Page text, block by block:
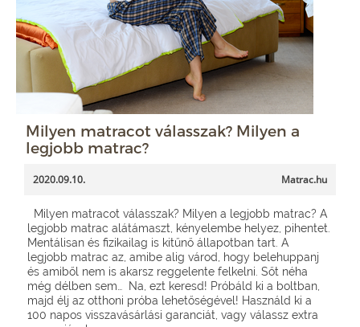
Milyen matracot válasszak? Milyen a
legjobb matrac?
2020.09.10. Matrac.hu
Milyen matracot válasszak? Milyen a legjobb matrac? A
legjobb matrac alátámaszt, kényelembe helyez, pihentet.
Mentálisan és fizikailag is kitűnő állapotban tart. A
legjobb matrac az, amibe alig várod, hogy belehuppanj
és amiből nem is akarsz reggelente felkelni. Sőt néha
még délben sem… Na, ezt keresd! Próbáld ki a boltban,
majd élj az otthoni próba lehetőségével! Használd ki a
100 napos visszavásárlási garanciát, vagy válassz extra